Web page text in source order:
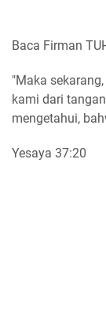
Baca Firman
"Maka
kami dari
mengetahui,
Yesaya 37:20